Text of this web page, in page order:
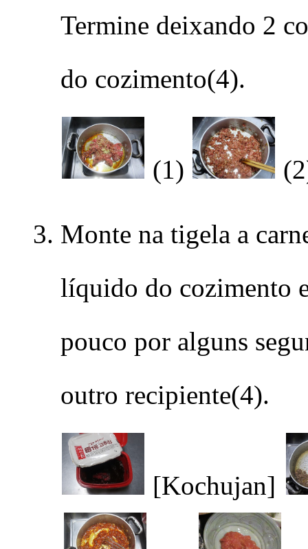
Termine deixando 2
do cozimento(4).
(1)
Monte na tigela a
líquido do cozimento
pouco por alguns
outro recipiente(4).
[Kochujan]